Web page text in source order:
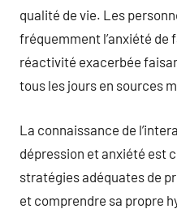
qualité de vie. Les
fréquemment l’anxiété de
réactivité exacerbée
tous les jours en sources
La connaissance de
dépression et anxiété est
stratégies adéquates de
et comprendre sa propre